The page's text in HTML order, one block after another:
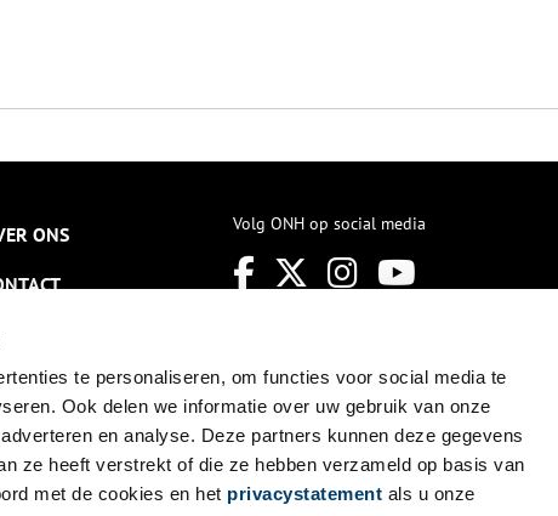
te personaliseren, om functies voor social media te
Ook delen we informatie over uw gebruik van onze
en analyse. Deze partners kunnen deze gegevens
ze heeft verstrekt of die ze hebben verzameld op basis van
met de cookies en het privacystatement als u onze
ONS Volg ONH op social media